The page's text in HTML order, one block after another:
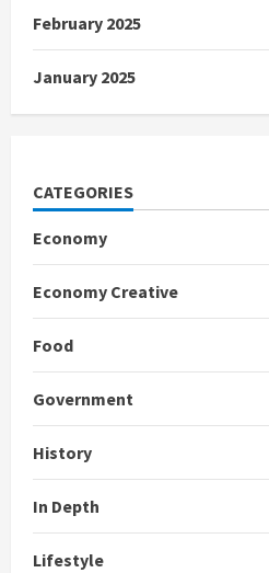
February 2025
January 2025
CATEGORIES
Economy
Economy Creative
Food
Government
History
In Depth
Lifestyle